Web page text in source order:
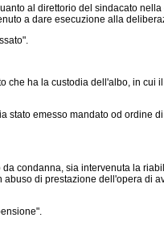
al direttorio del sindacato
a dare esecuzione alla
ha la custodia dell'albo, in cui
emesso mandato od ordine
condanna, sia intervenuta la
di prestazione dell'opera di